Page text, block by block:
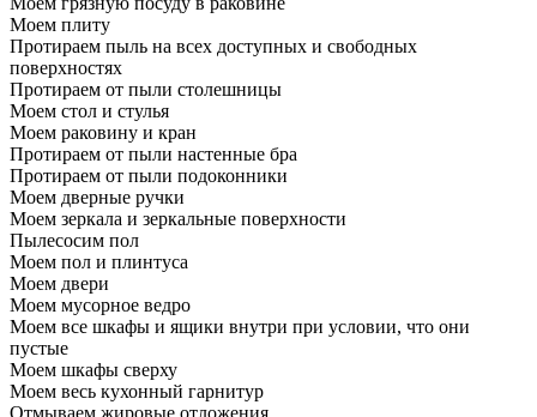
Моем плиту
Протираем пыль на всех доступных и свободных
поверхностях
Протираем от пыли столешницы
Моем стол и стулья
Моем раковину и кран
Протираем от пыли настенные бра
Протираем от пыли подоконники
Моем дверные ручки
Моем зеркала и зеркальные поверхности
Пылесосим пол
Моем пол и плинтуса
Моем двери
Моем мусорное ведро
Моем все шкафы и ящики внутри при условии, что они
пустые
Моем шкафы сверху
Моем весь кухонный гарнитур
Отмываем жировые отложения